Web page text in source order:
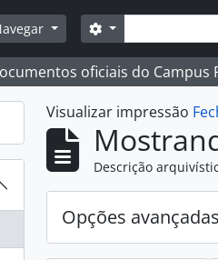
Buscar
Opções de busca
oficiais do Campus
Visualizar impressão
Descrição
Opções